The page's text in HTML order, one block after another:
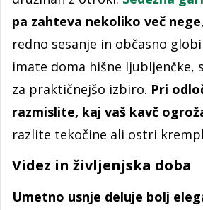
pa zahteva nekoliko več nege
redno sesanje in občasno
imate doma hišne ljubljenčke,
za praktičnejšo izbiro. Pri
razmislite, kaj vaš kavč
razlite tekočine ali ostri
Videz in življenjska doba
Umetno usnje deluje bolj